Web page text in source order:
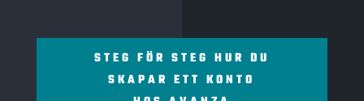
STEG FÖR STEG HUR DU
SKAPAR ETT KONTO